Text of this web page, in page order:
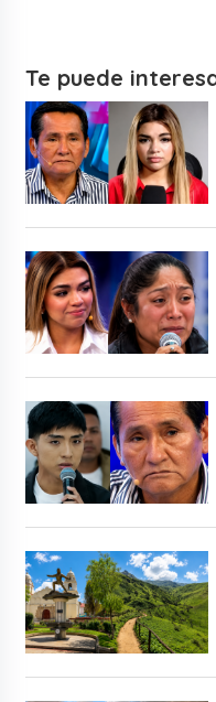
Te puede